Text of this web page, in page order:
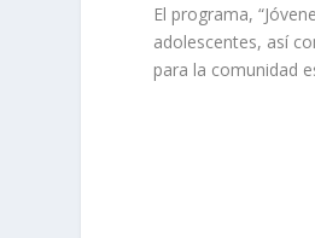
El programa,
adolescentes, así
para la comunidad